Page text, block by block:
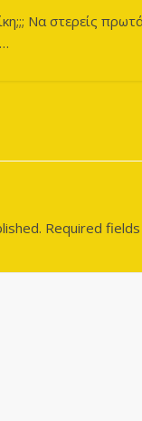
Να στερείς
Required